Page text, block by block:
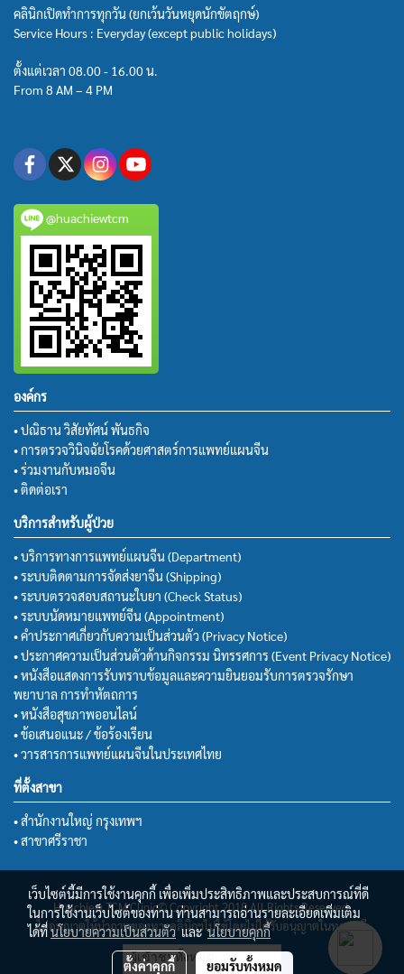
คลินิกเปิดทำการทุกวัน (ยกเว้นวันหยุดนักขัตฤกษ์)
Service Hours : Everyday (except public holidays)
ตั้งแต่เวลา 08.00 - 16.00 น.
From 8 AM – 4 PM
@huachiewtcm
องค์กร
• ปณิธาน วิสัยทัศน์ พันธกิจ
• การตรวจวินิจฉัยโรคด้วยศาสตร์การแพทย์แผนจีน
• ร่วมงานกับหมอจีน
• ติดต่อเรา
บริการสำหรับผู้ป่วย
• บริการทางการแพทย์แผนจีน (Department)
• ระบบติดตามการจัดส่งยาจีน (Shipping)
• ระบบตรวจสอบสถานะใบยา (Check Status)
• ระบบนัดหมายแพทย์จีน (Appointment)
• คำประกาศเกี่ยวกับความเป็นส่วนตัว (Privacy Notice)
• ประกาศความเป็นส่วนตัวด้านกิจกรรม นิทรรศการ (Event Privacy Notice)
• หนังสือแสดงการรับทราบข้อมูลและความยินยอมรับการตรวจรักษา
พยาบาล การทำหัตถการ
• หนังสือสุขภาพออนไลน์
• ข้อเสนอแนะ / ข้อร้องเรียน
• วารสารการแพทย์แผนจีนในประเทศไทย
ที่ตั้งสาขา
• สำนักงานใหญ่ กรุงเทพฯ
• สาขาศรีราชา
Huachiew TCM Clinic© Copyright 2018 All Rights Reserved.
ไม่อนุญาตให้นำภาพของทางคลินิกฯไปใช้โดยไม่ได้รับอนุญาตในทุกกรณี
ผู้เข้าชมวันนี้ 1
เว็บไซต์นี้มีการใช้งานคุกกี้ เพื่อเพิ่มประสิทธิภาพและประสบการณ์ที่ดี
ในการใช้งานเว็บไซต์ของท่าน ท่านสามารถอ่านรายละเอียดเพิ่มเติม
ได้ที่นโยบายความเป็นส่วนตัวและนโยบายคุกกี้
ตั้งค่าคุกกี้ ยอมรับทั้งหมด